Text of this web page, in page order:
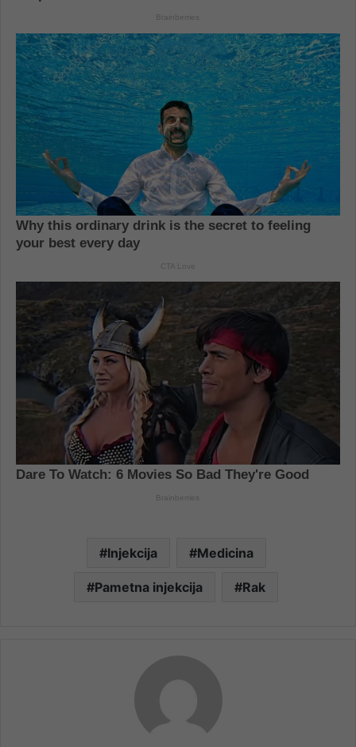
Injekcija Medicina
Pametna injekcija Rak